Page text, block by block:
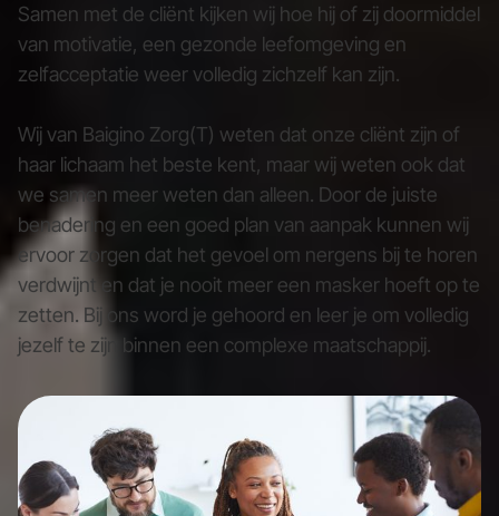
Samen met de cliënt kijken wij hoe hij of zij doormiddel
van motivatie, een gezonde leefomgeving en
zelfacceptatie weer volledig zichzelf kan zijn.
Wij van Baigino Zorg(T) weten dat onze cliënt zijn of
haar lichaam het beste kent, maar wij weten ook dat
we samen meer weten dan alleen. Door de juiste
benadering en een goed plan van aanpak kunnen wij
ervoor zorgen dat het gevoel om nergens bij te horen
verdwijnt en dat je nooit meer een masker hoeft op te
zetten. Bij ons word je gehoord en leer je om volledig
jezelf te zijn binnen een complexe maatschappij.